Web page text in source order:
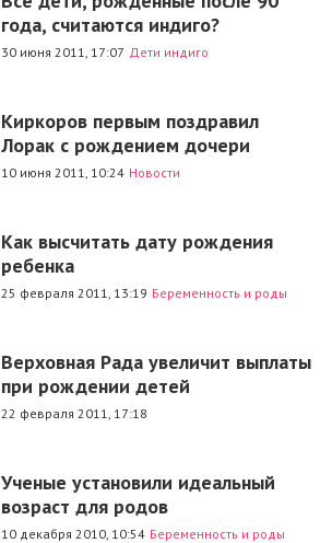
года, считаются индиго?
30 июня 2011, 17:07 Дети индиго
Киркоров первым поздравил
Лорак с рождением дочери
10 июня 2011, 10:24 Новости
Как высчитать дату рождения
ребенка
25 февраля 2011, 13:19 Беременность и роды
Верховная Рада увеличит выплаты
при рождении детей
22 февраля 2011, 17:18
Ученые установили идеальный
возраст для родов
10 декабря 2010, 10:54 Беременность и роды